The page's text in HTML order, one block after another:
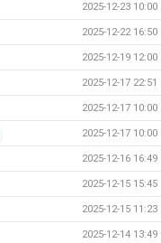
2025-12-23 10:00
2025-12-22 16:50
2025-12-19 12:00
2025-12-17 22:51
2025-12-17 10:00
2025-12-17 10:00
2025-12-16 16:49
2025-12-15 15:45
2025-12-15 11:23
2025-12-14 13:49